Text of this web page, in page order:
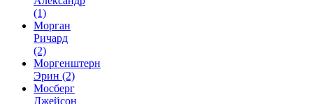
(1)
Морган
Ричард
(2)
Моргенштерн
Эрин (2)
Мосберг
Джейсон